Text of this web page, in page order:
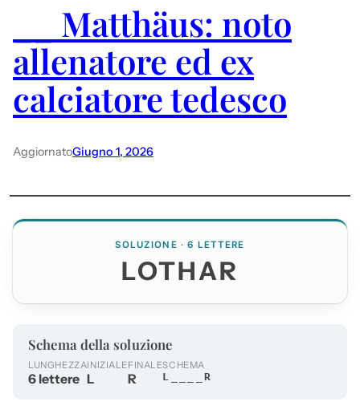
__ Matthäus: noto
allenatore ed ex
calciatore tedesco
AggiornatoGiugno 1, 2026
SOLUZIONE · 6 LETTERE
LOTHAR
Schema della soluzione
LUNGHEZZA
6 lettere
INIZIALE
L
FINALE
R
SCHEMA
L____R